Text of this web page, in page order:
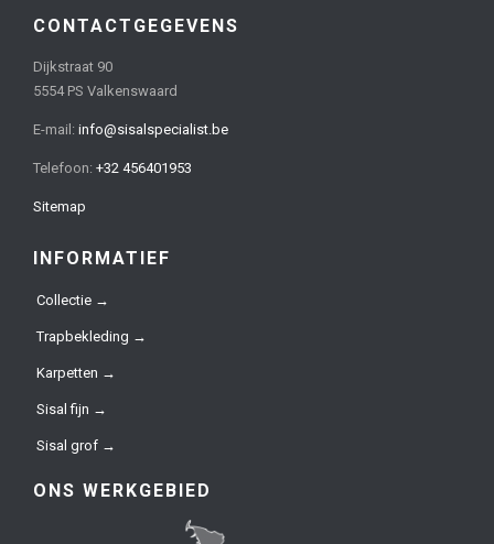
CONTACTGEGEVENS
Dijkstraat 90
5554 PS Valkenswaard
E-mail: info@sisalspecialist.be
Telefoon: +32 456401953
Sitemap
INFORMATIEF
Collectie →
Trapbekleding →
Karpetten →
Sisal fijn →
Sisal grof →
ONS WERKGEBIED